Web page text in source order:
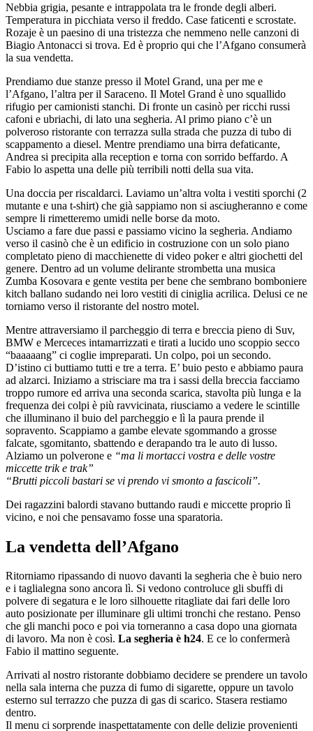
Nebbia grigia, pesante e intrappolata tra le fronde degli alberi.
Temperatura in picchiata verso il freddo. Case faticenti e scrostate.
Rozaje è un paesino di una tristezza che nemmeno nelle canzoni di
Biagio Antonacci si trova. Ed è proprio qui che l’Afgano consumerà
la sua vendetta.
Prendiamo due stanze presso il Motel Grand, una per me e
l’Afgano, l’altra per il Saraceno. Il Motel Grand è uno squallido
rifugio per camionisti stanchi. Di fronte un casinò per ricchi russi
cafoni e ubriachi, di lato una segheria. Al primo piano c’è un
polveroso ristorante con terrazza sulla strada che puzza di tubo di
scappamento a diesel. Mentre prendiamo una birra defaticante,
Andrea si precipita alla reception e torna con sorrido beffardo. A
Fabio lo aspetta una delle più terribili notti della sua vita.
Una doccia per riscaldarci. Laviamo un’altra volta i vestiti sporchi (2
mutante e una t-shirt) che già sappiamo non si asciugheranno e come
sempre li rimetteremo umidi nelle borse da moto.
Usciamo a fare due passi e passiamo vicino la segheria. Andiamo
verso il casinò che è un edificio in costruzione con un solo piano
completato pieno di macchienette di video poker e altri giochetti del
genere. Dentro ad un volume delirante strombetta una musica
Zumba Kosovara e gente vestita per bene che sembrano bomboniere
kitch ballano sudando nei loro vestiti di ciniglia acrilica. Delusi ce ne
torniamo verso il ristorante del nostro motel.
Mentre attraversiamo il parcheggio di terra e breccia pieno di Suv,
BMW e Merceces intamarrizzati e tirati a lucido uno scoppio secco
“baaaaang” ci coglie impreparati. Un colpo, poi un secondo.
D’istino ci buttiamo tutti e tre a terra. E’ buio pesto e abbiamo paura
ad alzarci. Iniziamo a strisciare ma tra i sassi della breccia facciamo
troppo rumore ed arriva una seconda scarica, stavolta più lunga e la
frequenza dei colpi è più ravvicinata, riusciamo a vedere le scintille
che illuminano il buio del parcheggio e lì la paura prende il
sopravento. Scappiamo a gambe elevate sgommando a grosse
falcate, sgomitanto, sbattendo e derapando tra le auto di lusso.
Alziamo un polverone e “ma li mortacci vostra e delle vostre
miccette trik e trak”
“Brutti piccoli bastari se vi prendo vi smonto a fascicoli”.
Dei ragazzini balordi stavano buttando raudi e miccette proprio lì
vicino, e noi che pensavamo fosse una sparatoria.
La vendetta dell’Afgano
Ritorniamo ripassando di nuovo davanti la segheria che è buio nero
e i taglialegna sono ancora lì. Si vedono controluce gli sbuffi di
polvere di segatura e le loro silhouette ritagliate dai fari delle loro
auto posizionate per illuminare gli ultimi tronchi che restano. Penso
che gli manchi poco e poi via torneranno a casa dopo una giornata
di lavoro. Ma non è così. La segheria è h24. E ce lo confermerà
Fabio il mattino seguente.
Arrivati al nostro ristorante dobbiamo decidere se prendere un tavolo
nella sala interna che puzza di fumo di sigarette, oppure un tavolo
esterno sul terrazzo che puzza di gas di scarico. Stasera restiamo
dentro.
Il menu ci sorprende inaspettatamente con delle delizie provenienti